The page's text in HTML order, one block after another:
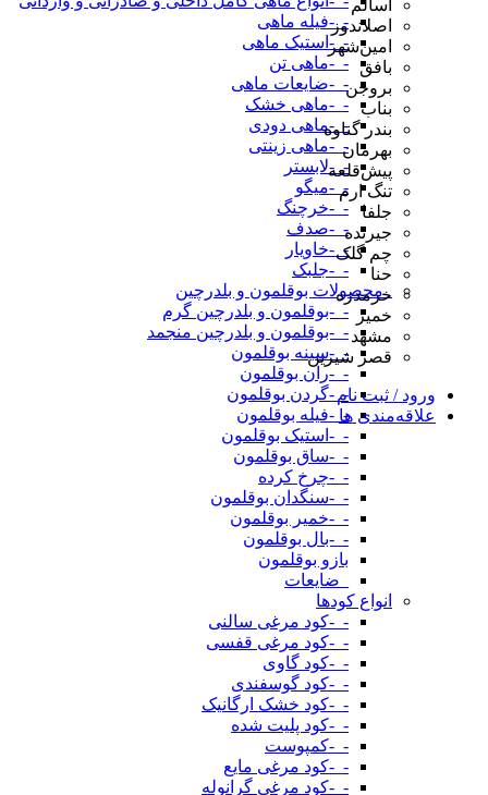
-_-فیله ماهی
-_-استیک ماهی
-_-ماهی تن
-_-ضایعات ماهی
-_-ماهی خشک
-_-ماهی دودی
-_-ماهی زینتی
-_-لابستر
-_-میگو
-_-خرچنگ
-_-صدف
-_-خاویار
-_-جلبک
_محصولات بوقلمون و بلدرچین
-_-بوقلمون و بلدرچین گرم
-_-بوقلمون و بلدرچین منجمد
-_-سینه بوقلمون
-_-ران بوقلمون
-_-گردن بوقلمون
-_-فیله بوقلمون
-_-استیک بوقلمون
-_-ساق بوقلمون
-_-چرخ کرده
-_-سنگدان بوقلمون
-_-خمیر بوقلمون
-_-بال بوقلمون
بازو بوقلمون
_ضایعات
انواع کودها
-_-کود مرغی سالنی
-_-کود مرغی قفسی
-_-کود گاوی
-_-کود گوسفندی
-_-کود خشک ارگانیک
-_-کود پلیت شده
-_-کمپوست
-_-کود مرغی مایع
-_-کود مرغی گرانوله
اسالم
اصلاندوز
امین‌شهر
بافق
بروجن
بناب
بندر گناوه
بهرمان
پیش‌قلعه
تنگ ارم
جلفا
جیرنده
چم گلک
حنا
خرمدره
خمیر
مشهد
قصر شیرین
ورود / ثبت نام
علاقه‌مندی ها